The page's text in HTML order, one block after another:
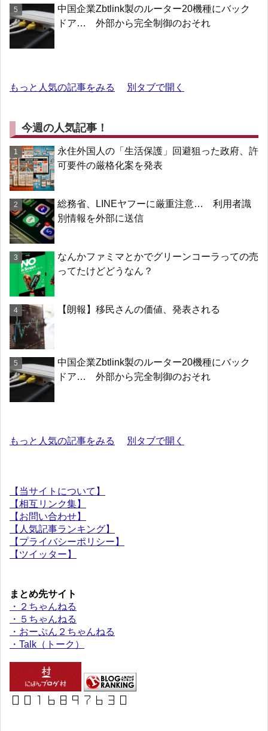
中国企業Zbtlink製のルーター20機種にバック
ドア… 外部から完全制御のおそれ
もっと人気の記事をみる 別タブで開く
今週の人気記事！
永住外国人の「生活保護」回避狙った政府、許
可要件の厳格化案を発表
総務省、LINEヤフーに厳重注意… 利用者識
別情報を外部に送信
なんかファミマとかでグリーンコーラっての売
ってたけどどうなん？
【朗報】移民さんの価値、発表される
中国企業Zbtlink製のルーター20機種にバック
ドア… 外部から完全制御のおそれ
もっと人気の記事をみる 別タブで開く
【当サイトについて】
【相互リンク集】
【お問い合わせ】
【人気記事ランキング】
【プライバシーポリシー】
【ツイッター】
まとめ先サイト
・２ちゃんねる
・５ちゃんねる
・おーぷん２ちゃんねる
・Talk（トーク）